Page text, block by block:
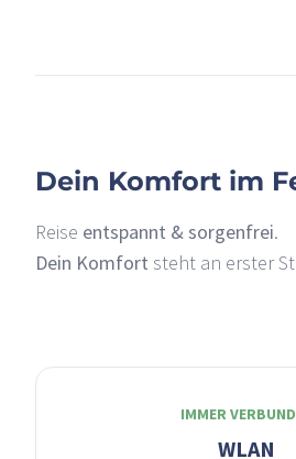
Dein Komfort im
Reise entspannt & sorgenfrei.
Dein Komfort steht an erster
IMMER
WLAN